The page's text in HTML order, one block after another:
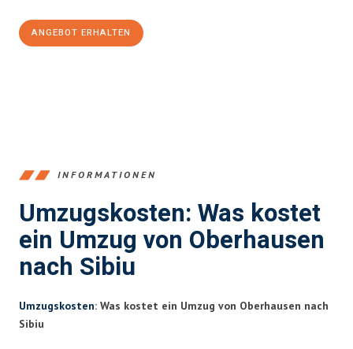
ANGEBOT ERHALTEN
INFORMATIONEN
Umzugskosten: Was kostet
ein Umzug von Oberhausen
nach Sibiu
Umzugskosten: Was kostet ein Umzug von Oberhausen nach
Sibiu